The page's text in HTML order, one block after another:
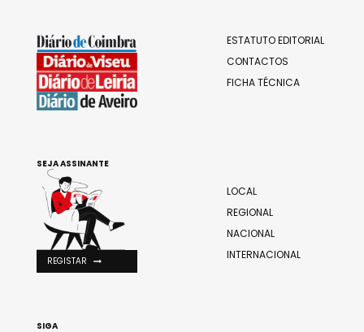
ESTATUTO EDITORIAL
CONTACTOS
FICHA TÉCNICA
LOCAL
REGIONAL
NACIONAL
INTERNACIONAL
SEJA ASSINANTE
REGISTAR
SIGA